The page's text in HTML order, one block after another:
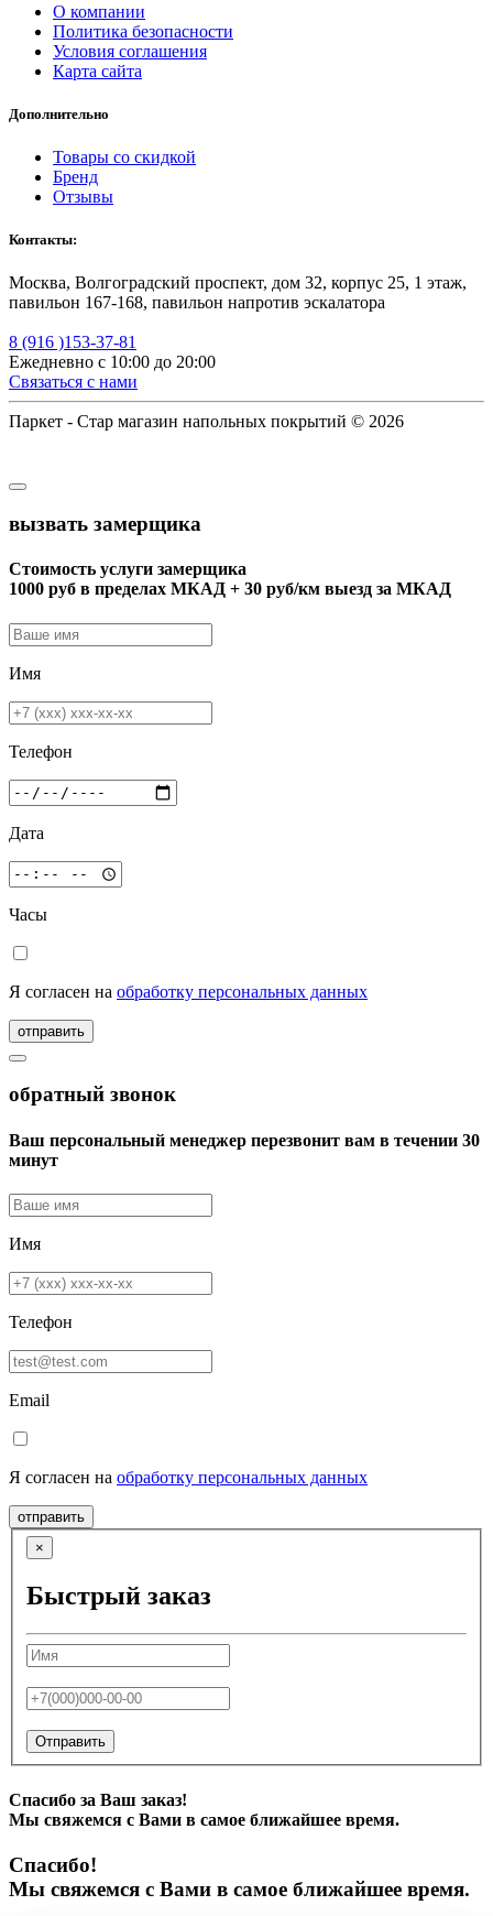
О компании
Политика безопасности
Условия соглашения
Карта сайта
Дополнительно
Товары со скидкой
Бренд
Отзывы
Контакты:
Москва, Волгоградский проспект, дом 32, корпус 25, 1 этаж,
павильон 167-168, павильон напротив эскалатора
8 (916 )153-37-81
Ежедневно с 10:00 до 20:00
Связаться с нами
Паркет - Стар магазин напольных покрытий © 2026
вызвать замерщика
Стоимость услуги замерщика
1000 руб в пределах МКАД + 30 руб/км выезд за МКАД
Имя
Телефон
Дата
Часы
Я согласен на обработку персональных данных
отправить
обратный звонок
Ваш персональный менеджер перезвонит вам в течении 30
минут
Имя
Телефон
Email
Я согласен на обработку персональных данных
отправить
×
Быстрый заказ
Отправить
Спасибо за Ваш заказ!
Мы свяжемся с Вами в самое ближайшее время.
Спасибо!
Мы свяжемся с Вами в самое ближайшее время.